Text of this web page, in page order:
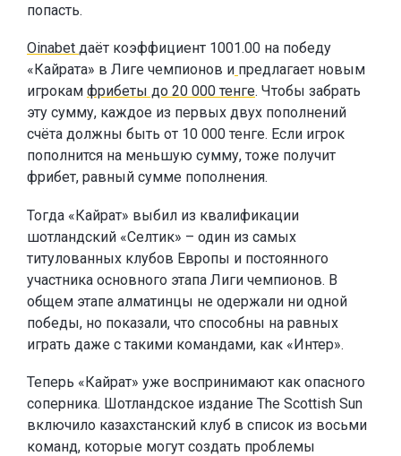
попасть.
Oinabet даёт коэффициент 1001.00 на победу
«Кайрата» в Лиге чемпионов и предлагает новым
игрокам фрибеты до 20 000 тенге. Чтобы забрать
эту сумму, каждое из первых двух пополнений
счёта должны быть от 10 000 тенге. Если игрок
пополнится на меньшую сумму, тоже получит
фрибет, равный сумме пополнения.
Тогда «Кайрат» выбил из квалификации
шотландский «Селтик» – один из самых
титулованных клубов Европы и постоянного
участника основного этапа Лиги чемпионов. В
общем этапе алматинцы не одержали ни одной
победы, но показали, что способны на равных
играть даже с такими командами, как «Интер».
Теперь «Кайрат» уже воспринимают как опасного
соперника. Шотландское издание The Scottish Sun
включило казахстанский клуб в список из восьми
команд, которые могут создать проблемы